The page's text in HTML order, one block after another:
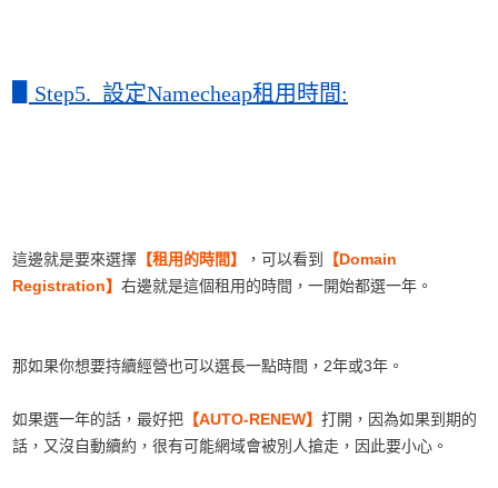
Step5. 設定Namecheap租用時間:
這邊就是要來選擇 【租用的時間】 ，可以看到
【Domain
Registration】 右邊就是這個租用的時間，一開始都選一年。
那如果你想要持續經營也可以選長一點時間，2年或3年。
如果選一年的話，最好把 【AUTO-RENEW】 打開，因為如果到期的
話，又沒自動續約，很有可能網域會被別人搶走，因此要小心。